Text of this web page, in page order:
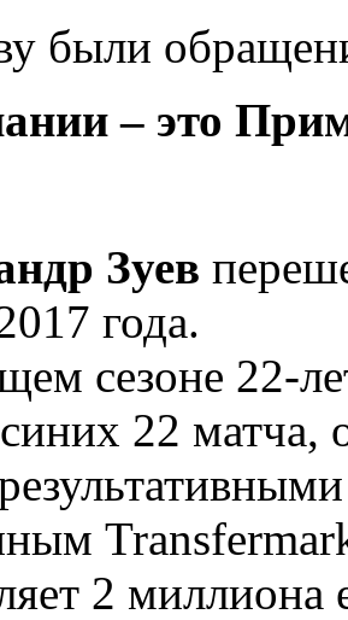
были
– это
Зуев
года.
сезоне 22-
22 матча,
2 миллиона